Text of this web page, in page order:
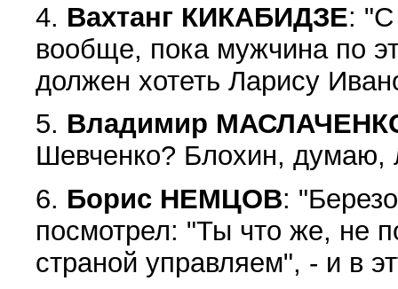
4. Вахтанг КИКАБИДЗЕ: "С
вообще, пока мужчина по
должен хотеть Ларису
5. Владимир
Шевченко? Блохин, думаю,
6. Борис НЕМЦОВ:
посмотрел: "Ты что же, не
страной управляем", - и в